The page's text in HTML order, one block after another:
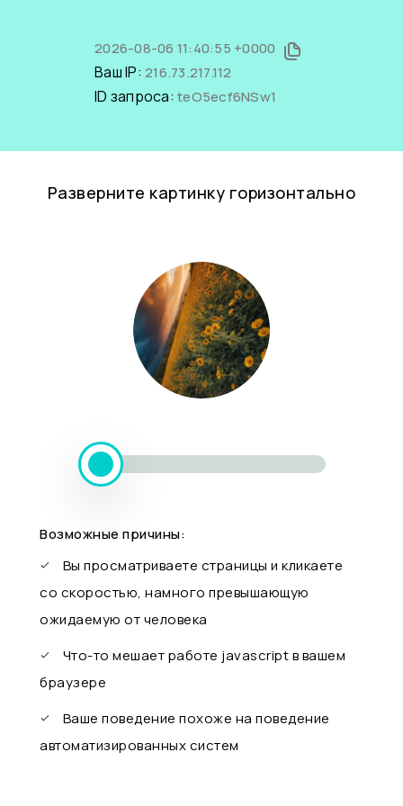
2026-08-06 11:40:55 +0000
Ваш IP: 216.73.217.112
ID запроса: teO5ecf6NSw1
Разверните картинку горизонтально
Возможные причины:
Вы просматриваете страницы и кликаете
со скоростью, намного превышающую
ожидаемую от человека
Что-то мешает работе javascript в вашем
браузере
Ваше поведение похоже на поведение
автоматизированных систем